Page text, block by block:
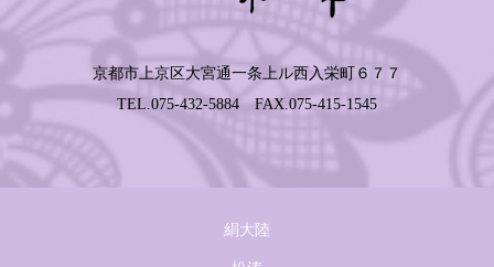
京都市上京区大宮通一条上ル西入栄町６７７
TEL.075-432-5884 FAX.075-415-1545
絹大陸